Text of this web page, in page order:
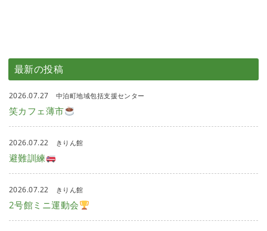
最新の投稿
2026.07.27 中泊町地域包括支援センター
笑カフェ薄市
2026.07.22 きりん館
避難訓練
2026.07.22 きりん館
2号館ミニ運動会